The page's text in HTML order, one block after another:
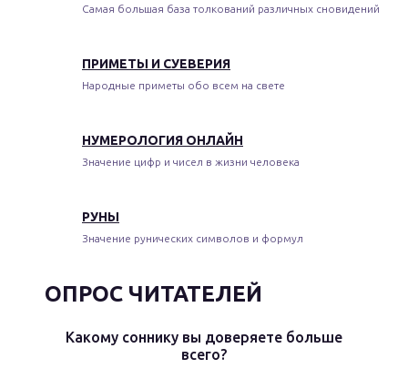
Самая большая база толкований различных сновидений
ПРИМЕТЫ И СУЕВЕРИЯ
Народные приметы обо всем на свете
НУМЕРОЛОГИЯ ОНЛАЙН
Значение цифр и чисел в жизни человека
РУНЫ
Значение рунических символов и формул
ОПРОС ЧИТАТЕЛЕЙ
Какому соннику вы доверяете больше
всего?